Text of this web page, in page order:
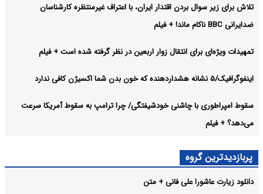
تلاش برای زیر سوال بردن اقتدار ایران، با اعتراف غیرمنتظره کارشناسان
ضدایرانی BBC ناکام ماند! + فیلم
تمهیدات ویژه‌ای برای انتقال زوار اربعین در نظر گرفته شده است + فیلم
اینفوگرافیک/۵ نشانه هشداردهنده که خون بدن شما اکسیژن کافی ندارد
سقوط امپراطوری با چاشنی خودشیفتگی/ چرا ترامپ به سقوط آمریکا سرعت
می‌دهد؟ + فیلم
پربازدیدترین گروه
دانلود زیارت عاشورا علی فانی + متن